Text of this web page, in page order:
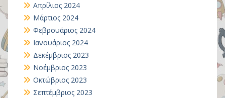
Απρίλιος 2024
Μάρτιος 2024
Φεβρουάριος 2024
Ιανουάριος 2024
Δεκέμβριος 2023
Νοέμβριος 2023
Οκτώβριος 2023
Σεπτέμβριος 2023